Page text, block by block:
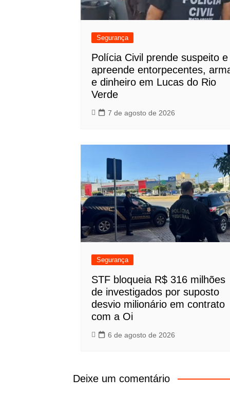
Segurança
Polícia Civil prende suspeito e
apreende entorpecentes,
e dinheiro em Lucas do Rio
Verde
7 de agosto de 2026
Segurança
STF bloqueia R$ 316 milhões
de investigados por suposto
desvio milionário em contrato
com a Oi
6 de agosto de 2026
Deixe um comentário